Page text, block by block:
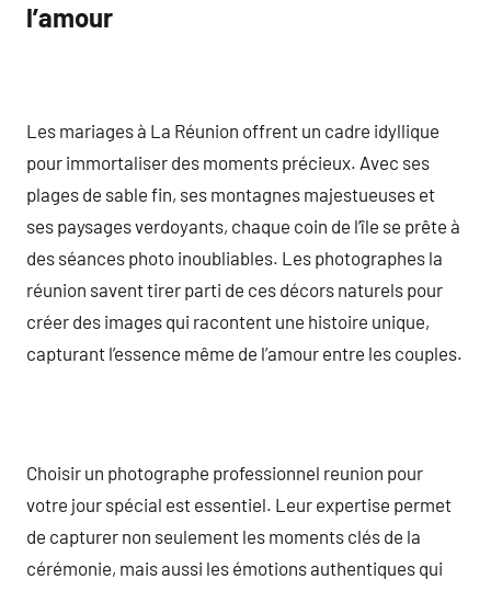
l’amour
Les mariages à La Réunion offrent un cadre idyllique
pour immortaliser des moments précieux. Avec ses
plages de sable fin, ses montagnes majestueuses et
ses paysages verdoyants, chaque coin de l’île se prête à
des séances photo inoubliables. Les photographes la
réunion savent tirer parti de ces décors naturels pour
créer des images qui racontent une histoire unique,
capturant l’essence même de l’amour entre les couples.
Choisir un photographe professionnel reunion pour
votre jour spécial est essentiel. Leur expertise permet
de capturer non seulement les moments clés de la
cérémonie, mais aussi les émotions authentiques qui